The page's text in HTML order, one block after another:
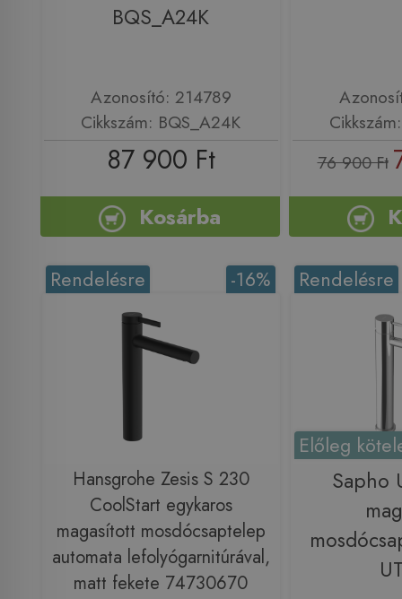
BQS_A24K
Azonosító: 214789
Cikkszám: BQS_A24K
87 900 Ft
Kosárba
76 900 Ft
-16%
Rendelésre
Hansgrohe Zesis S 230
CoolStart egykaros
magasított mosdócsaptelep
automata lefolyógarnitúrával,
matt fekete 74730670
Rendelésre
Előleg
Sapho